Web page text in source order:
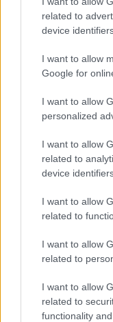
related to
device
I want to allow
Google for
I want to allow
personalized
I want to allow
related to
device
I want to allow
related to
I want to allow
related to
I want to allow
related to
functionality
Κόσμος|
Συρία:
σύλληψη
Αναφορές
Ο Κουράσι,
Μπακρ Αλ
2019.
απόπειρες
υποχωρήσει
ανακατάληψη
στρατιωτικές
καθεστώτος